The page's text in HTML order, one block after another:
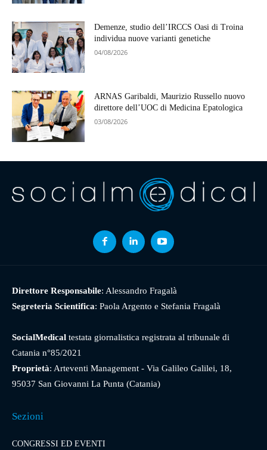
Demenze, studio dell’IRCCS Oasi di Troina
individua nuove varianti genetiche
04/08/2026
ARNAS Garibaldi, Maurizio Russello nuovo
direttore dell’UOC di Medicina Epatologica
03/08/2026
Direttore Responsabile: Alessandro Fragalà
Segreteria Scientifica: Paola Argento e Stefania Fragalà
SocialMedical testata giornalistica registrata al tribunale di
Catania n°85/2021
Proprietà: Arteventi Management - Via Galileo Galilei, 18,
95037 San Giovanni La Punta (Catania)
Sezioni
CONGRESSI ED EVENTI